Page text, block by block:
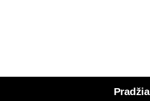
Pradžia